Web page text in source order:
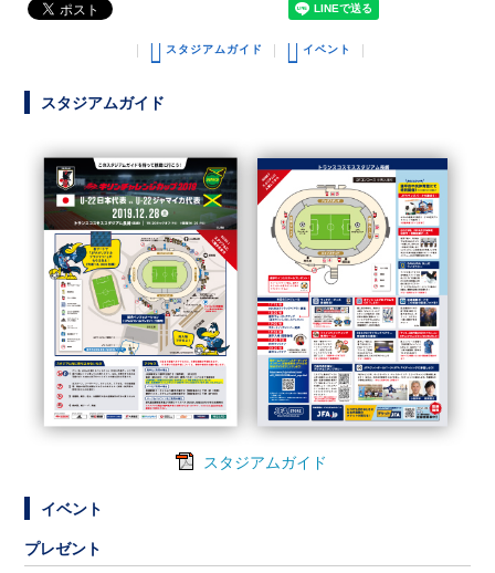
スタジアムガイド イベント
スタジアムガイド
スタジアムガイド
イベント
プレゼント